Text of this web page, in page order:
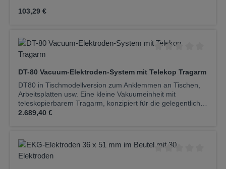
Regulärer Preis:
103,29 €
DT-80 Vacuum-Elektroden-System mit Telekop Tragarm
DT80 in Tischmodellversion zum Anklemmen an Tischen,
Arbeitsplatten usw. Eine kleine Vakuumeinheit mit
teleskopierbarem Tragarm, konzipiert für die gelegentliche
Anwendung in der Arztpraxis. Hoher Bedienkomfort,
bewährte Regeltechnik in vier Druckstufen und besitzt, wie
alle Strässle-Vakuumanlagen, eine Ausblasautomatik, vor
und nach jeder Anwendung.Technische
Regulärer Preis:
2.689,40 €